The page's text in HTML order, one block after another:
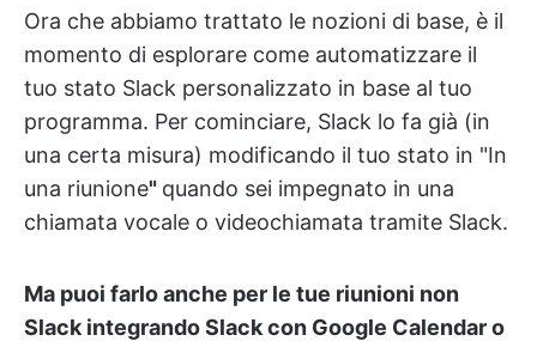
Ora che abbiamo trattato le nozioni di base, è il
momento di esplorare come automatizzare il
tuo stato Slack personalizzato in base al tuo
programma. Per cominciare, Slack lo fa già (in
una certa misura) modificando il tuo stato in "In
una riunione" quando sei impegnato in una
chiamata vocale o videochiamata tramite Slack.
Ma puoi farlo anche per le tue riunioni non
Slack integrando Slack con Google Calendar o